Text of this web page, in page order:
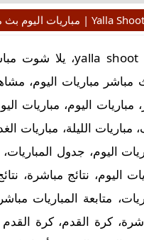
مباشر مباريات اليوم،
اليوم، مباريات
مباريات الليلة، مباريات
اليوم، جدول المباريات،
اليوم، نتائج مباشرة،
متابعة المباريات
كرة القدم، كرة القدم